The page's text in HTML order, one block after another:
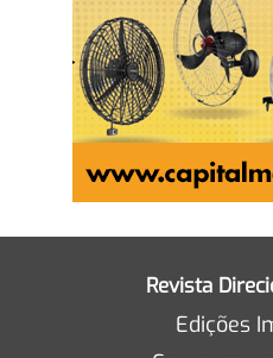
Revista
Edições